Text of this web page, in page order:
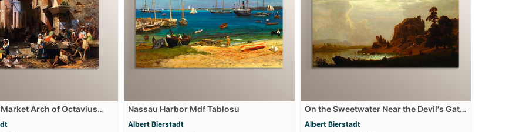
Arch of Octavius
Nassau Harbor Mdf Tablosu
Albert Bierstadt
On the Sweetwater Near the Devil's Gate
Mdf Tablosu
Albert Bierstadt